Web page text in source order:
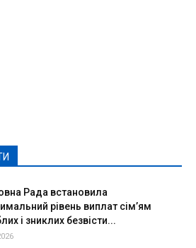
Рада встановила
рівень виплат сім’ям
і зниклих безвісти...